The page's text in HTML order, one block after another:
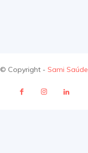
© Copyright - Sami Saúde